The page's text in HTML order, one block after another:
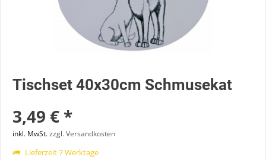
Tischset 40x30cm Schmusekat
3,49 € *
inkl. MwSt.zzgl. Versandkosten
Lieferzeit 7 Werktage